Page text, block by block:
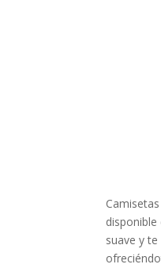
suave y